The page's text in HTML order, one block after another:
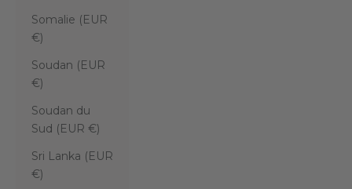
Somalie (EUR
€)
Soudan (EUR
€)
Soudan du
Sud (EUR €)
Sri Lanka (EUR
€)